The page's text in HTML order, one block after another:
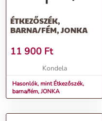
ÉTKEZŐSZÉK,
BARNA/FÉM, JONKA
11 900 Ft
Kondela
Hasonlók, mint Étkezőszék,
barna/fém, JONKA